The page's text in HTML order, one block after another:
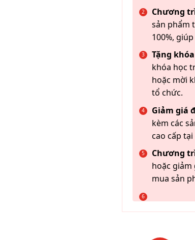
Chương
sản phẩm
100%,
Tặng
khóa học
hoặc mời
tổ chức.
Giảm giá
kèm các
cao cấp
Chương
hoặc
mua sản